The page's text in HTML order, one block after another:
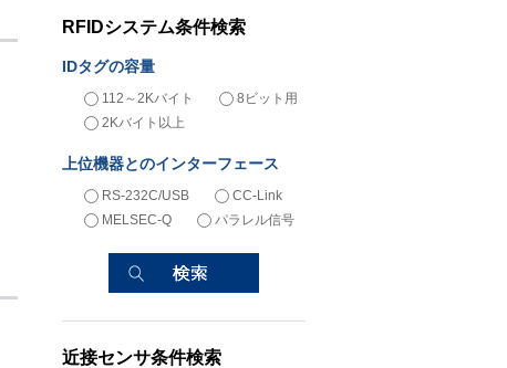
RFIDシステム条件検索
IDタグの容量
112～2Kバイト
8ビット用
2Kバイト以上
上位機器とのインターフェース
RS-232C/USB
CC-Link
MELSEC-Q
パラレル信号
近接センサ条件検索